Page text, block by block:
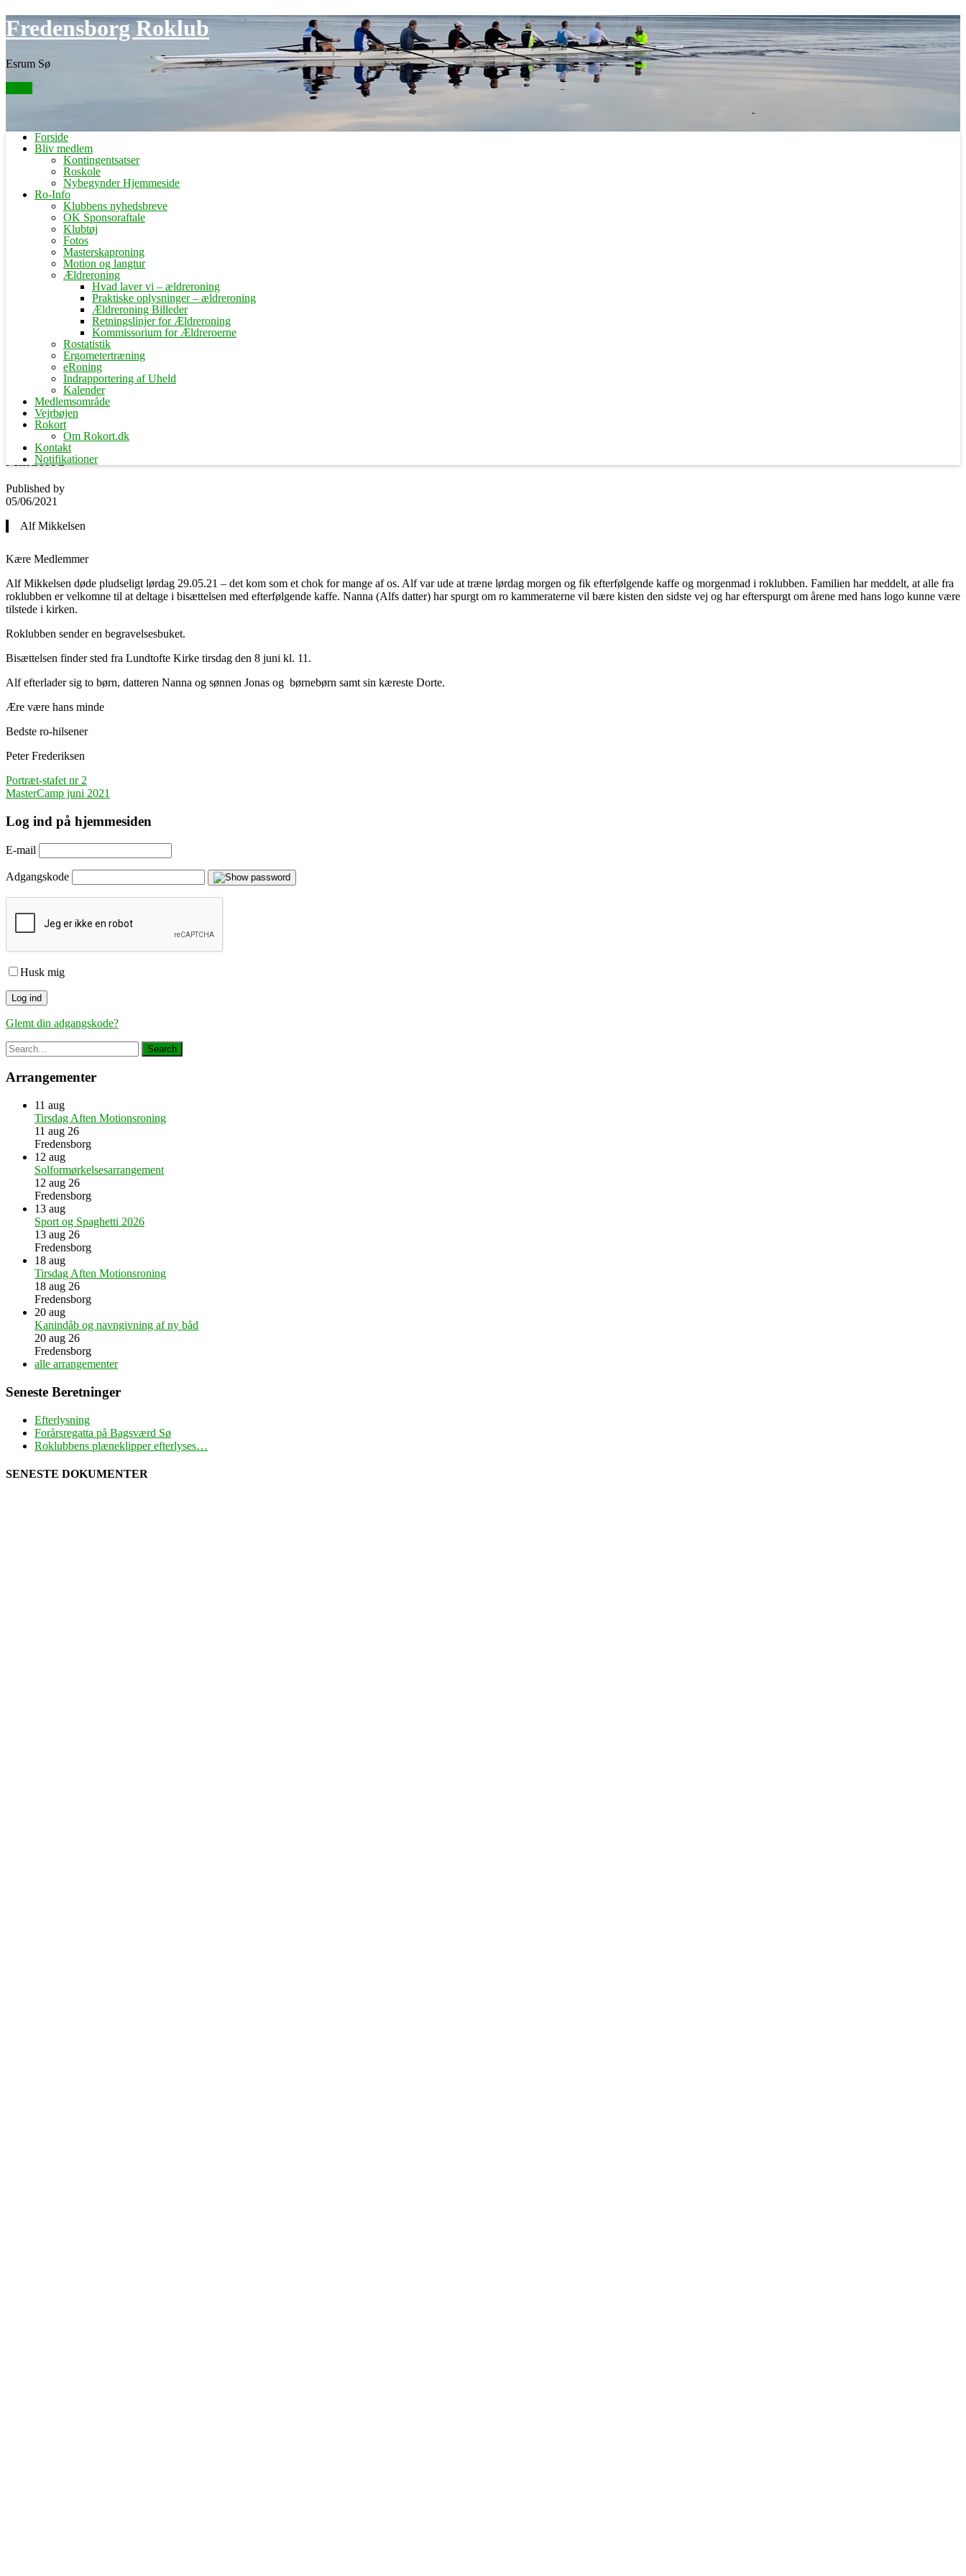
Skip
to
Fredensborg Roklub
Esrum Sø
Forside
Bliv medlem
Kontingentsatser
Roskole
Nybegynder Hjemmeside
Ro-Info
Klubbens nyhedsbreve
OK Sponsoraftale
Klubtøj
Fotos
Masterskaproning
Motion og langtur
Ældreroning
Hvad laver vi – ældreroning
Praktiske oplysninger – ældreroning
Ældreroning Billeder
Retningslinjer for Ældreroning
Kommissorium for Ældreroerne
Rostatistik
Ergometertræning
eRoning
Indrapportering af Uheld
Kalender
Medlemsområde
Vejrbøjen
Rokort
Om Rokort.dk
Kontakt
Notifikationer
Mindeord
Published by
05/06/2021
Alf Mikkelsen
Kære Medlemmer
Alf Mikkelsen døde pludseligt lørdag 29.05.21 – det kom som et chok for mange af os. Alf var ude at træne lørdag morgen og fik efterfølgende kaffe og morgenmad i roklubben. Familien har meddelt, at alle fra
roklubben er velkomne til at deltage i bisættelsen med efterfølgende kaffe. Nanna (Alfs datter) har spurgt om ro kammeraterne vil bære kisten den sidste vej og har efterspurgt om årene med hans logo kunne være
tilstede i kirken.
Roklubben sender en begravelsesbuket.
Bisættelsen finder sted fra Lundtofte Kirke tirsdag den 8 juni kl. 11.
Alf efterlader sig to børn, datteren Nanna og sønnen Jonas og børnebørn samt sin kæreste Dorte.
Ære være hans minde
Bedste ro-hilsener
Peter Frederiksen
Indlægsnavigation
Portræt-stafet nr 2
MasterCamp juni 2021
Log ind på hjemmesiden
E-mail
Adgangskode
Husk mig
Glemt din adgangskode?
Arrangementer
11 aug
Tirsdag Aften Motionsroning
11 aug 26
Fredensborg
12 aug
Solformørkelsesarrangement
12 aug 26
Fredensborg
13 aug
Sport og Spaghetti 2026
13 aug 26
Fredensborg
18 aug
Tirsdag Aften Motionsroning
18 aug 26
Fredensborg
20 aug
Kanindåb og navngivning af ny båd
20 aug 26
Fredensborg
alle arrangementer
Seneste Beretninger
Efterlysning
Forårsregatta på Bagsværd Sø
Roklubbens plæneklipper efterlyses…
SENESTE DOKUMENTER